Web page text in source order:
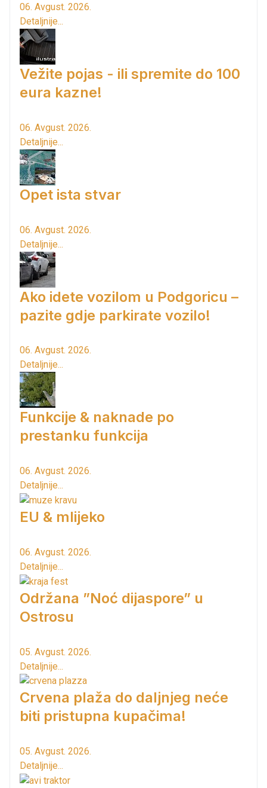
06. Avgust. 2026.
Detaljnije...
Vežite pojas - ili spremite do 100
eura kazne!
06. Avgust. 2026.
Detaljnije...
Opet ista stvar
06. Avgust. 2026.
Detaljnije...
Ako idete vozilom u Podgoricu –
pazite gdje parkirate vozilo!
06. Avgust. 2026.
Detaljnije...
Funkcije & naknade po
prestanku funkcija
06. Avgust. 2026.
Detaljnije...
EU & mlijeko
06. Avgust. 2026.
Detaljnije...
Održana ”Noć dijaspore” u
Ostrosu
05. Avgust. 2026.
Detaljnije...
Crvena plaža do daljnjeg neće
biti pristupna kupačima!
05. Avgust. 2026.
Detaljnije...